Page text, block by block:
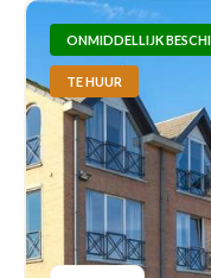
ONMIDDELLIJK
TE HUUR